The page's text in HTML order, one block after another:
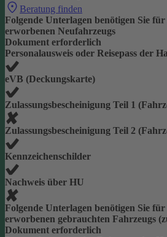
Beratung finden
Folgende Unterlagen benötigen Sie
erworbenen Neufahrzeugs
Dokument erforderlich
Personalausweis oder Reisepass der
eVB (Deckungskarte)
Zulassungsbescheinigung Teil 1
Zulassungsbescheinigung Teil 2
Kennzeichenschilder
Nachweis über HU
Folgende Unterlagen benötigen Sie
erworbenen gebrauchten Fahrzeugs
Dokument erforderlich